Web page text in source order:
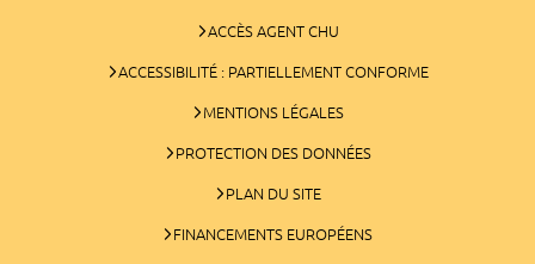
ACCÈS AGENT CHU
ACCESSIBILITÉ : PARTIELLEMENT CONFORME
MENTIONS LÉGALES
PROTECTION DES DONNÉES
PLAN DU SITE
FINANCEMENTS EUROPÉENS